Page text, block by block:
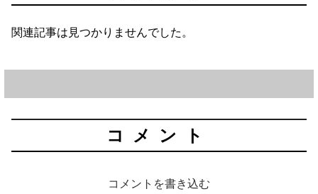
関連記事は見つかりませんでした。
コメント
コメントを書き込む